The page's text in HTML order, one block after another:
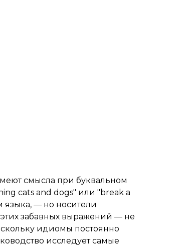
смысла при буквальном
cats and dogs" или "break a
языка, — но носители
забавных выражений — не
идиомы постоянно
исследует самые